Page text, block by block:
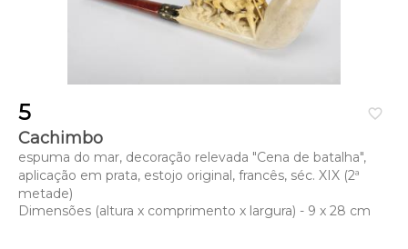
favorite_border
5
Cachimbo
espuma do mar, decoração relevada "Cena de batalha",
aplicação em prata, estojo original, francês, séc. XIX (2ª
metade)
Dimensões (altura x comprimento x largura) - 9 x 28 cm